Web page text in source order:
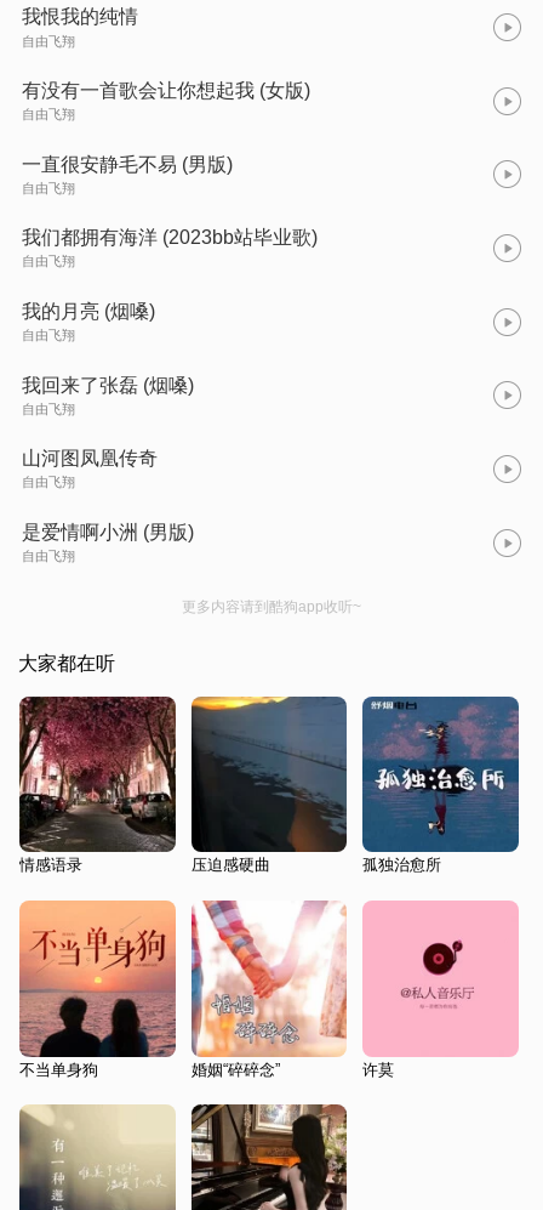
我恨我的纯情
自由飞翔
有没有一首歌会让你想起我 (女版)
自由飞翔
一直很安静毛不易 (男版)
自由飞翔
我们都拥有海洋 (2023bb站毕业歌)
自由飞翔
我的月亮 (烟嗓)
自由飞翔
我回来了张磊 (烟嗓)
自由飞翔
山河图凤凰传奇
自由飞翔
是爱情啊小洲 (男版)
自由飞翔
更多内容请到酷狗app收听~
大家都在听
情感语录 压迫感硬曲 孤独治愈所
不当单身狗 婚姻“碎碎念” 许莫